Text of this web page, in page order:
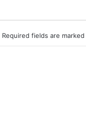
Required fields are marked